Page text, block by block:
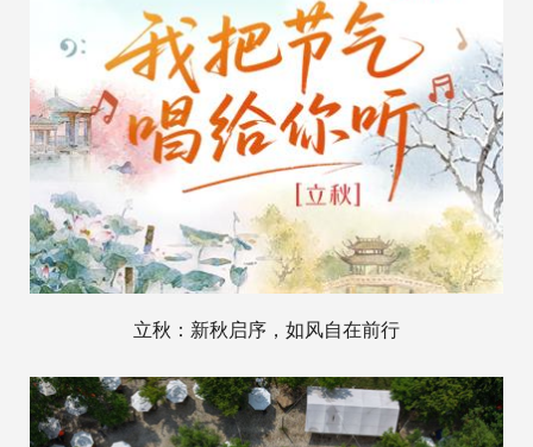
立秋：新秋启序，如风自在前行